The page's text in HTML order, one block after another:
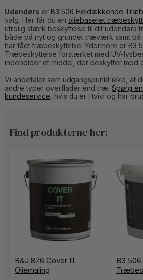
Udendørs er B3 506 Heldækkende
valg. Her får du en oliebaseret
utrolig stærk beskyttelse til dit udendørs
både på nyt og grundet træværk samt
har fået træbeskyttelse. Ydermere er B3
Træbeskyttelse forstærket med UV-
indeholder et middel, der beskytter mod
Vi anbefaler som udgangspunkt ikke, at
andre typer overflader end træ. Spørg
kundeservice , hvis du er i tvivl og har
Find produkterne her:
B&J 876 Cover IT
Oliemaling
B3